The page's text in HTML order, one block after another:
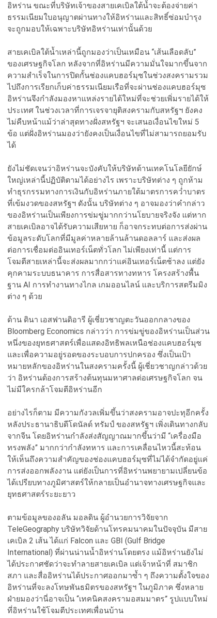
อิหร่าน ขณะที่บริษัทเจ้าของสายเคเบิลใต้น้ำจะต้องจ่ายค่า
ธรรมเนียมใบอนุญาตผ่านทางให้อิหร่านและสิทธิ์ซ่อมบำรุง
จะถูกมอบให้เฉพาะบริษัทอิหร่านเท่านั้นด้วย
สายเคเบิลใต้น้ำเหล่านี้ถูกมองว่าเป็นเหมือน “เส้นเลือดลับ”
ของเศรษฐกิจโลก หลังจากที่อิหร่านมีความมั่นใจมากขึ้นจาก
ความสำเร็จในการปิดกั้นช่องแคบฮอร์มุซในช่วงสงครามรวม
ไปถึงการเรียกเก็บค่าธรรมเนียมเรือที่จะผ่านช่องแคบฮอร์มุซ
อิหร่านจึงกำลังมองหาแหล่งรายได้ใหม่ที่จะช่วยเพิ่มรายได้ให้
ประเทศ ในช่วงเวลาที่การเจรจายุติสงครามกับสหรัฐฯ ยังคง
ไม่คืบหน้าแม้ว่าล่าสุดทางฝั่งสหรัฐฯ จะเสนอเงื่อนไขใหม่ 5
ข้อ แต่ฝั่งอิหร่านมองว่ายังคงเป็นเงื่อนไขที่ไม่สามารถยอมรับ
ได้
ยังไม่ชัดเจนว่าอิหร่านจะบังคับให้บริษัทด้านเทคโนโลยียักษ์
ใหญ่เหล่านี้ปฏิบัติตามได้อย่างไร เพราะบริษัทต่าง ๆ ถูกห้าม
ทำธุรกรรมทางการเงินกับอิหร่านภายใต้มาตรการคว่ำบาตร
ที่เข้มงวดของสหรัฐฯ ดังนั้น บริษัทต่าง ๆ อาจมองว่าคำกล่าว
ของอิหร่านเป็นเพียงการข่มขู่มากกว่านโยบายจริงจัง แต่หาก
สายเคเบิลอาจได้รับความเสียหาย ก็อาจกระทบต่อการส่งผ่าน
ข้อมูลระดับโลกที่มีมูลค่าหลายล้านล้านดอลลาร์ และส่งผล
ต่อการเชื่อมต่ออินเทอร์เน็ตทั่วโลก ไม่เพียงเท่านี้ แต่การ
โจมตีสายเหล่านี้จะส่งผลมากกว่าแค่อินเทอร์เน็ตช้าลง แต่ยัง
คุกคามระบบธนาคาร การสื่อสารทางทหาร โครงสร้างพื้น
ฐาน AI การทำงานทางไกล เกมออนไลน์ และบริการสตรีมมิง
ต่าง ๆ ด้วย
ด้าน ดินา เอสฟานดิอารี ผู้เชี่ยวชาญตะวันออกกลางของ
Bloomberg Economics กล่าวว่า การข่มขู่ของอิหร่านเป็นส่วน
หนึ่งของยุทธศาสตร์เพื่อแสดงอิทธิพลเหนือช่องแคบฮอร์มุซ
และเพื่อความอยู่รอดของระบอบการปกครอง ซึ่งเป็นเป้า
หมายหลักของอิหร่านในสงครามครั้งนี้ ผู้เชี่ยวชาญกล่าวด้วย
ว่า อิหร่านต้องการสร้างต้นทุนมหาศาลต่อเศรษฐกิจโลก จน
ไม่มีใครกล้าโจมตีอิหร่านอีก
อย่างไรก็ตาม มีความกังวลเพิ่มขึ้นว่าสงครามอาจปะทุอีกครั้ง
หลังประธานาธิบดีโดนัลด์ ทรัมป์ ของสหรัฐฯ เพิ่งเดินทางกลับ
จากจีน โดยอิหร่านกำลังส่งสัญญาณมากขึ้นว่ามี “เครื่องมือ
ทรงพลัง” มากกว่ากำลังทหาร และการเคลื่อนไหวนี้สะท้อน
ให้เห็นถึงความสำคัญของช่องแคบฮอร์มุซที่ไม่ได้จำกัดอยู่แค่
การส่งออกพลังงาน แต่ยังเป็นการที่อิหร่านพยายามเปลี่ยนข้อ
ได้เปรียบทางภูมิศาสตร์ให้กลายเป็นอำนาจทางเศรษฐกิจและ
ยุทธศาสตร์ระยะยาว
ตามข้อมูลของอลัน มอลดิน ผู้อำนวยการวิจัยจาก
TeleGeography บริษัทวิจัยด้านโทรคมนาคมในปัจจุบัน มีสาย
เคเบิล 2 เส้น ได้แก่ Falcon และ GBI (Gulf Bridge
International) ที่ผ่านน่านน้ำอิหร่านโดยตรง แม้อิหร่านยังไม่
ได้ประกาศชัดว่าจะทำลายสายเคเบิล แต่เจ้าหน้าที่ สมาชิก
สภา และสื่ออิหร่านได้ประกาศออกมาซ้ำ ๆ ถึงความตั้งใจของ
อิหร่านที่จะลงโทษพันธมิตรของสหรัฐฯ ในภูมิภาค ซึ่งหลาย
ฝ่ายมองว่านี่อาจเป็น “เทคนิคสงครามอสมมาตร” รูปแบบใหม่
ที่อิหร่านใช้โจมตีประเทศเพื่อนบ้าน